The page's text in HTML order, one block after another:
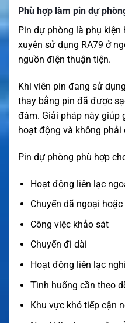
Phù hợp làm pin dự
Pin dự phòng là phụ
xuyên sử dụng RA79 ở
nguồn điện thuận tiện.
Khi viên pin đang sử
thay bằng pin đã được
đàm. Giải pháp này giúp
hoạt động và không phải
Pin dự phòng phù hợp
Hoạt động liên lạc
Chuyến dã ngoại
Công việc khảo sát
Chuyến đi dài
Hoạt động liên lạc
Tình huống cần theo
Khu vực khó tiếp cận